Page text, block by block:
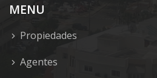
MENU
Propiedades
Agentes